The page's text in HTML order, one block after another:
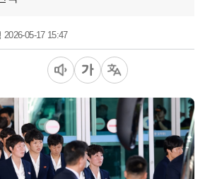
2026-05-17 15:47